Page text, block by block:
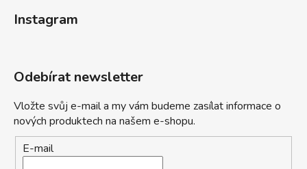
Instagram
Odebírat newsletter
Vložte svůj e-mail a my vám budeme zasílat informace o
nových produktech na našem e-shopu.
E-mail